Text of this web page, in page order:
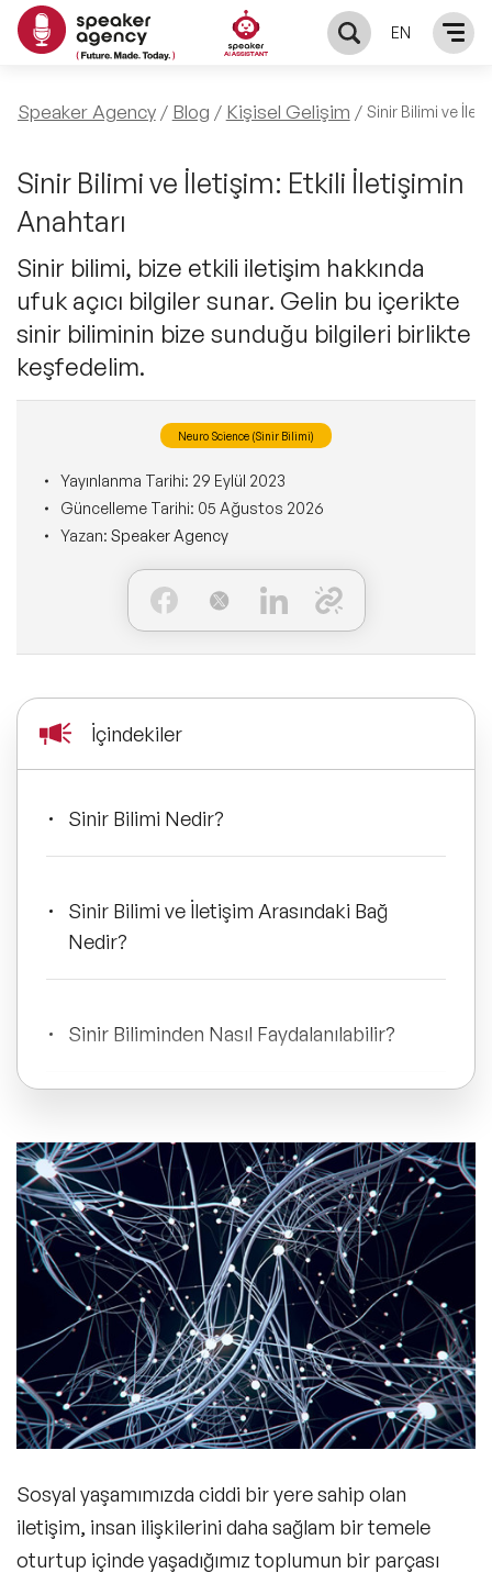
EN
KONUŞMACILAR
Yerel Konuşmacılar
Global Konuşmacılar
Exclusive Konuşmacılar
Tüm Konuşmacılar
KONULAR
Öne Çıkan Konular
Exclusive Konuşmacılarımız
Ünlü Konuşmacılar
İlham Veren Konuşmacılar
İlham Veren Kadın Konuşmacılar
Kişisel Dönüşüm Konuşmacıları
Sürdürülebilirlik Konuşmacıları
Dijital Dönüşüm Konuşmacıları
Mizah Konuşmacıları
Tüm Konular
Trend Konular
🔥 Global Konuşmacılar
🔥 Motivasyon Konuşmacıları
🔥 Liderlik Konuşmacıları
🔥 Ekonomi Konuşmacıları
🔥 Yapay Zeka Konuşmacıları
ÇÖZÜMLER
Keynote & Konuşma
Master Class Workshop
Akış Sunumu & Moderasyon
Deneyim Odaklı Çözümler
Konuşmacı Özel Çözümleri
Tüm Çözümler
INFLUENCER
HAKKIMIZDA
Ne Sunarız?
Ne Yaparız?
Kim İçin Yaparız?
Ekibimiz
Referanslarımız
İLETİŞİM
Speaker Agency Blog Kişisel Gelişim Sinir Bilimi ve
Sinir Bilimi ve İletişim: Etkili İletişimin
Anahtarı
Sinir bilimi, bize etkili iletişim hakkında
ufuk açıcı bilgiler sunar. Gelin bu içerikte
sinir biliminin bize sunduğu bilgileri birlikte
keşfedelim.
Neuro Science (Sinir Bilimi)
Yayınlanma Tarihi: 29 Eylül 2023
Güncelleme Tarihi: 05 Ağustos 2026
Yazan: Speaker Agency
İçindekiler
Sinir Bilimi Nedir?
Sinir Bilimi ve İletişim Arasındaki Bağ
Nedir?
Sinir Biliminden Nasıl Faydalanılabilir?
Sıkça Sorulan Sorular
Sosyal yaşamımızda ciddi bir yere sahip olan
iletişim, insan ilişkilerini daha sağlam bir temele
oturtup içinde yaşadığımız toplumun bir parçası